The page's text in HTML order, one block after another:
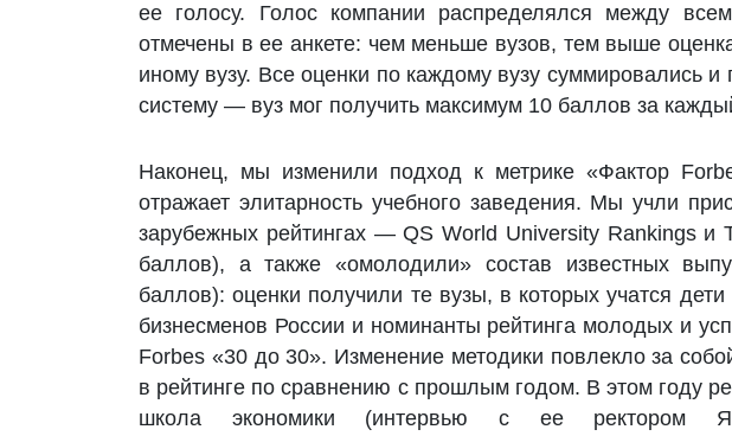
ее голосу. Голос компании распределялся между
отмечены в ее анкете: чем меньше вузов, тем выше
иному вузу. Все оценки по каждому вузу суммировались
систему — вуз мог получить максимум 10 баллов за
Наконец, мы изменили подход к метрике «Фактор
отражает элитарность учебного заведения. Мы учли
зарубежных рейтингах — QS World University Rankings и
баллов), а также «омолодили» состав известных
баллов): оценки получили те вузы, в которых учатся
бизнесменов России и номинанты рейтинга молодых и
Forbes «30 до 30». Изменение методики повлекло за
в рейтинге по сравнению с прошлым годом. В этом году
школа экономики (интервью с ее ректором